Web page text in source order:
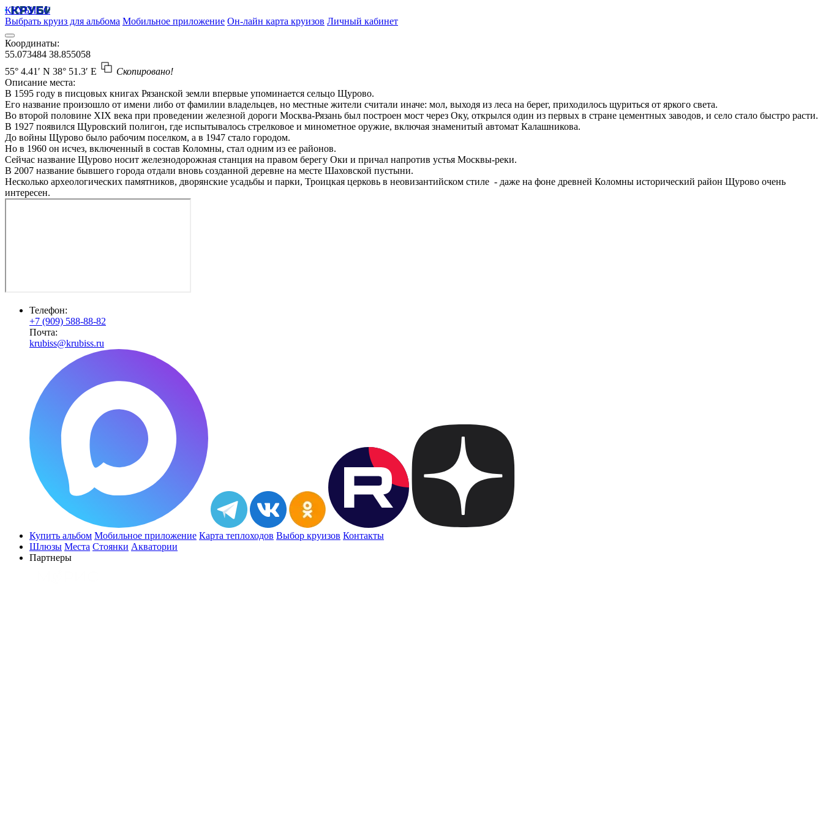
КРУБИСС
Выбрать круиз для альбома Мобильное приложение Он-лайн карта круизов Личный кабинет
Координаты:
55.073484 38.855058
55° 4.41′ N 38° 51.3′ E
Скопировано!
Описание места:
В 1595 году в писцовых книгах Рязанской земли впервые упоминается сельцо Щурово.
Его название произошло от имени либо от фамилии владельцев, но местные жители считали иначе: мол, выходя из леса на берег, приходилось щуриться от яркого света.
Во второй половине XIX века при проведении железной дороги Москва-Рязань был построен мост через Оку, открылся один из первых в стране цементных заводов, и село стало быстро расти.
В 1927 появился Щуровский полигон, где испытывалось стрелковое и минометное оружие, включая знаменитый автомат Калашникова.
До войны Щурово было рабочим поселком, а в 1947 стало городом.
Но в 1960 он исчез, включенный в состав Коломны, стал одним из ее районов.
Сейчас название Щурово носит железнодорожная станция на правом берегу Оки и причал напротив устья Москвы-реки.
В 2007 название бывшего города отдали вновь созданной деревне на месте Шаховской пустыни.
Несколько археологических памятников, дворянские усадьбы и парки, Троицкая церковь в неовизантийском стиле - даже на фоне древней Коломны исторический район Щурово очень
интересен.
Телефон:
+7 (909) 588-88-82
Почта:
krubiss@krubiss.ru
Купить альбом Мобильное приложение Карта теплоходов Выбор круизов Контакты
Шлюзы Места Стоянки Акватории
Партнеры